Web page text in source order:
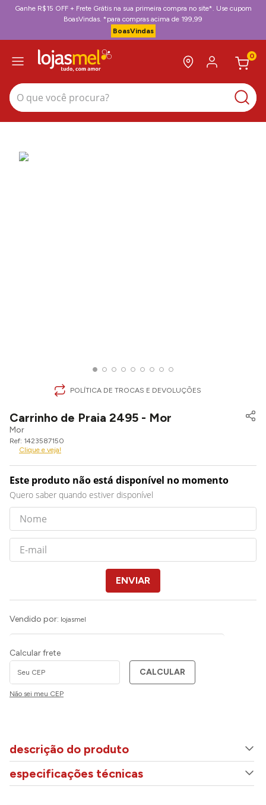
Ganhe R$15 OFF + Frete Grátis na sua primeira compra no site*. Use cupom
BoasVindas. *para compras acima de 199,99
BoasVindas
0
O que você procura?
POLÍTICA DE TROCAS E DEVOLUÇÕES
Carrinho de Praia 2495 - Mor
Mor
1423587150
Clique e veja!
Este produto não está disponível no momento
Quero saber quando estiver disponível
ENVIAR
Vendido por: lojasmel
Calcular frete
CALCULAR
Não sei meu CEP
descrição do produto
especificações técnicas